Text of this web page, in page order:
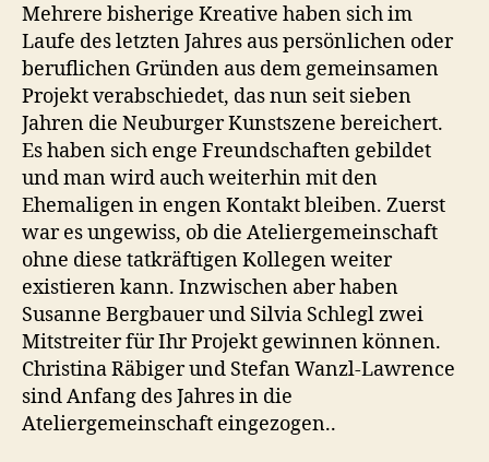
Mehrere bisherige Kreative haben sich im
Laufe des letzten Jahres aus persönlichen oder
beruflichen Gründen aus dem gemeinsamen
Projekt verabschiedet, das nun seit sieben
Jahren die Neuburger Kunstszene bereichert.
Es haben sich enge Freundschaften gebildet
und man wird auch weiterhin mit den
Ehemaligen in engen Kontakt bleiben. Zuerst
war es ungewiss, ob die Ateliergemeinschaft
ohne diese tatkräftigen Kollegen weiter
existieren kann. Inzwischen aber haben
Susanne Bergbauer und Silvia Schlegl zwei
Mitstreiter für Ihr Projekt gewinnen können.
Christina Räbiger und Stefan Wanzl-Lawrence
sind Anfang des Jahres in die
Ateliergemeinschaft eingezogen..